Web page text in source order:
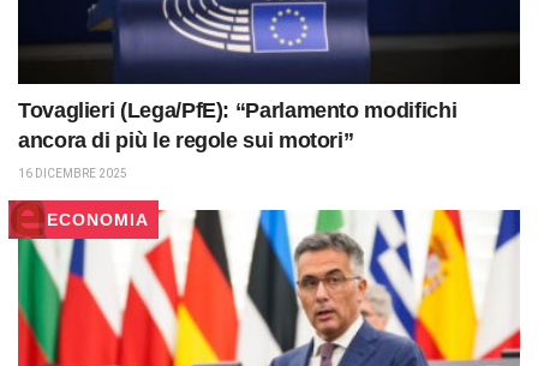
Tovaglieri (Lega/PfE): “Parlamento modifichi
ancora di più le regole sui motori”
16 DICEMBRE 2025
ECONOMIA